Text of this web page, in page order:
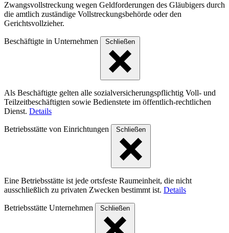
Zwangsvollstreckung wegen Geldforderungen des Gläubigers durch
die amtlich zuständige Vollstreckungsbehörde oder den
Gerichtsvollzieher.
Beschäftigte in Unternehmen Schließen
Als Beschäftigte gelten alle sozialversicherungspflichtig Voll- und
Teilzeitbeschäftigten sowie Bedienstete im öffentlich-rechtlichen
Dienst. Details
Betriebsstätte von Einrichtungen Schließen
Eine Betriebsstätte ist jede ortsfeste Raumeinheit, die nicht
ausschließlich zu privaten Zwecken bestimmt ist. Details
Betriebsstätte Unternehmen Schließen